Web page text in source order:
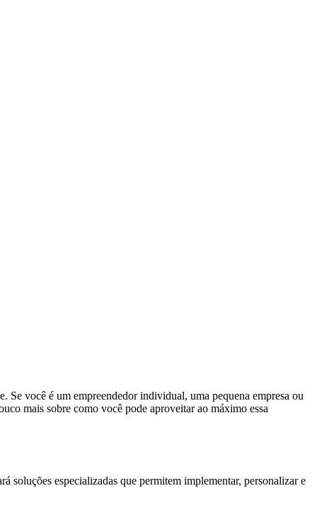
Se você é um empreendedor individual, uma pequena empresa ou
mais sobre como você pode aproveitar ao máximo essa
soluções especializadas que permitem implementar, personalizar e